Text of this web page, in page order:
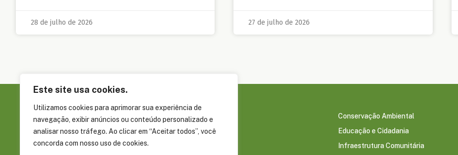
Este site usa cookies.
Utilizamos cookies para aprimorar sua experiência de
navegação, exibir anúncios ou conteúdo personalizado e
analisar nosso tráfego. Ao clicar em “Aceitar todos”, você
concorda com nosso uso de cookies.
28 de julho de 2026 27 de julho de 2026
Rua Álvaro Braga, 351, Parque Dez de
Sobre a FAS
Governança
Conservação Ambiental
Educação e Cidadania
Infraestrutura Comunitária